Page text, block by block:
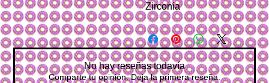
Zirconia
No hay reseñas todavía
Comparte tu opinión. Deja la primera reseña.